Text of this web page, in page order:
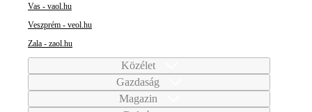
Vas - vaol.hu
Veszprém - veol.hu
Zala - zaol.hu
Közélet
Gazdaság
Magazin